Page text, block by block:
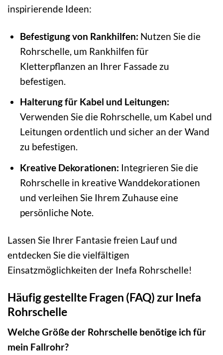
inspirierende Ideen:
Befestigung von Rankhilfen: Nutzen Sie die
Rohrschelle, um Rankhilfen für
Kletterpflanzen an Ihrer Fassade zu
befestigen.
Halterung für Kabel und Leitungen:
Verwenden Sie die Rohrschelle, um Kabel und
Leitungen ordentlich und sicher an der Wand
zu befestigen.
Kreative Dekorationen: Integrieren Sie die
Rohrschelle in kreative Wanddekorationen
und verleihen Sie Ihrem Zuhause eine
persönliche Note.
Lassen Sie Ihrer Fantasie freien Lauf und
entdecken Sie die vielfältigen
Einsatzmöglichkeiten der Inefa Rohrschelle!
Häufig gestellte Fragen (FAQ) zur Inefa
Rohrschelle
Welche Größe der Rohrschelle benötige ich für
mein Fallrohr?